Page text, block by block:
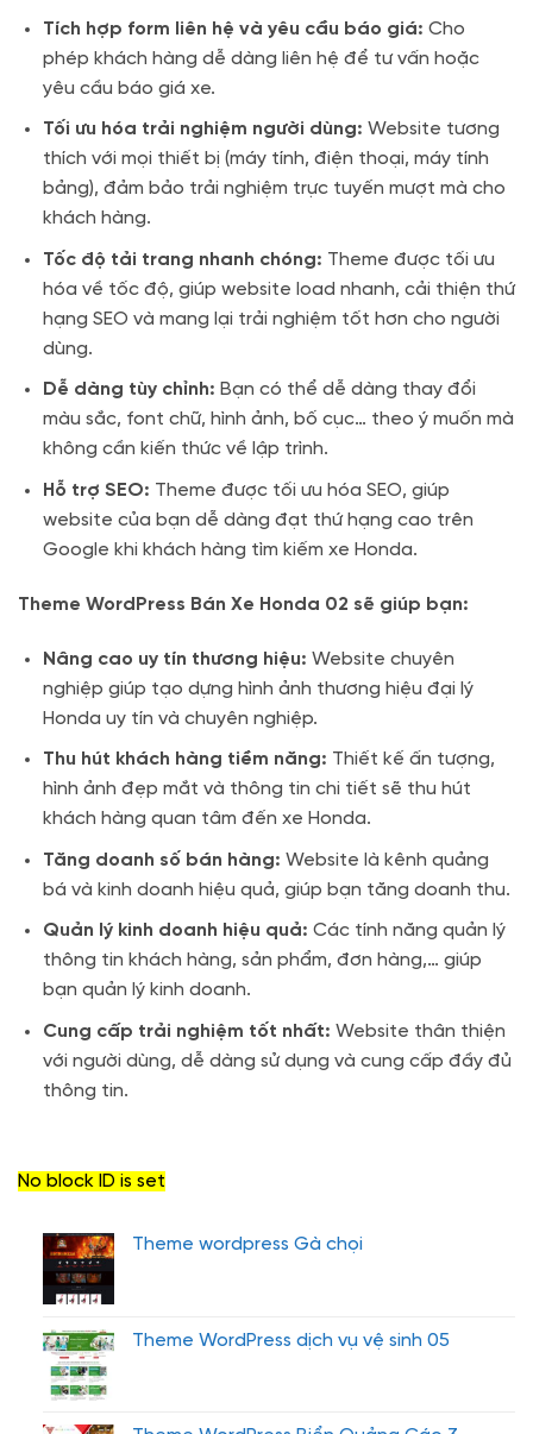
Tích hợp form liên hệ và yêu cầu báo giá: Cho
phép khách hàng dễ dàng liên hệ để tư vấn hoặc
yêu cầu báo giá xe.
Tối ưu hóa trải nghiệm người dùng: Website tương
thích với mọi thiết bị (máy tính, điện thoại, máy tính
bảng), đảm bảo trải nghiệm trực tuyến mượt mà cho
khách hàng.
Tốc độ tải trang nhanh chóng: Theme được tối ưu
hóa về tốc độ, giúp website load nhanh, cải thiện thứ
hạng SEO và mang lại trải nghiệm tốt hơn cho người
dùng.
Dễ dàng tùy chỉnh: Bạn có thể dễ dàng thay đổi
màu sắc, font chữ, hình ảnh, bố cục… theo ý muốn mà
không cần kiến thức về lập trình.
Hỗ trợ SEO: Theme được tối ưu hóa SEO, giúp
website của bạn dễ dàng đạt thứ hạng cao trên
Google khi khách hàng tìm kiếm xe Honda.
Theme WordPress Bán Xe Honda 02 sẽ giúp bạn:
Nâng cao uy tín thương hiệu: Website chuyên
nghiệp giúp tạo dựng hình ảnh thương hiệu đại lý
Honda uy tín và chuyên nghiệp.
Thu hút khách hàng tiềm năng: Thiết kế ấn tượng,
hình ảnh đẹp mắt và thông tin chi tiết sẽ thu hút
khách hàng quan tâm đến xe Honda.
Tăng doanh số bán hàng: Website là kênh quảng
bá và kinh doanh hiệu quả, giúp bạn tăng doanh thu.
Quản lý kinh doanh hiệu quả: Các tính năng quản lý
thông tin khách hàng, sản phẩm, đơn hàng,… giúp
bạn quản lý kinh doanh.
Cung cấp trải nghiệm tốt nhất: Website thân thiện
với người dùng, dễ dàng sử dụng và cung cấp đầy đủ
thông tin.
No block ID is set
Theme wordpress Gà chọi
Theme WordPress dịch vụ vệ sinh 05